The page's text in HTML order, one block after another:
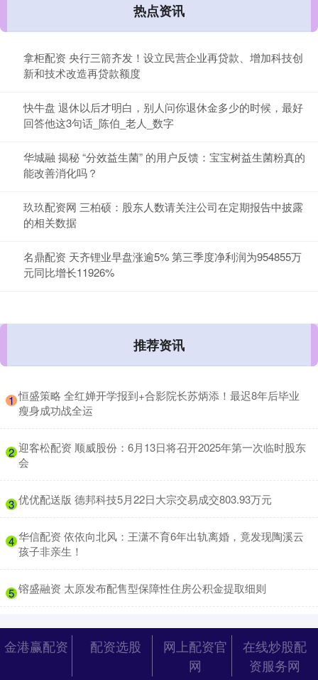
热点资讯
拿柜配资 央行三箭齐发！设立民营企业再贷款、增加科技创
新和技术改造再贷款额度
快牛盘 退休以后才明白，别人问你退休金多少的时候，最好
回答他这3句话_陈伯_老人_数字
华城融 揭秘 “分效益生菌” 的用户反馈：宝宝树益生菌粉真的
能改善消化吗？
玖玖配资网 三柏硕：股东人数请关注公司在定期报告中披露
的相关数据
名鼎配资 天齐锂业早盘涨逾5% 第三季度净利润为954855万
元同比增长11926%
推荐资讯
1 ​恒盛策略 全红婵开学报到+合影院长苏炳添！最迟8年后毕业
瘦身成功战全运
2 ​迎客松配资 顺威股份：6月13日将召开2025年第一次临时股东
会
3 ​优优配送版 德邦科技5月22日大宗交易成交803.93万元
4 ​华信配资 依依向北风：王潇不育6年出轨离婚，竟发现陶溪云
孩子非亲生！
5 ​镕盛融资 太原发布配售型保障性住房公积金提取细则
金港赢配资 配资选股
网上配资官
网
在线炒股配
资服务网